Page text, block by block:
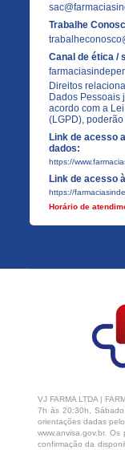
Trabalhe
Canal de ética /
Direitos
Dados Pessoais
acordo com a
(LGPD),
Link de acesso
dados:
https://
Link de acesso
https://
Horário de
VJ FARMA LTDA |
7h às 20:30h,
orientações dadas
www.anvisa.gov.br.
confirmação da